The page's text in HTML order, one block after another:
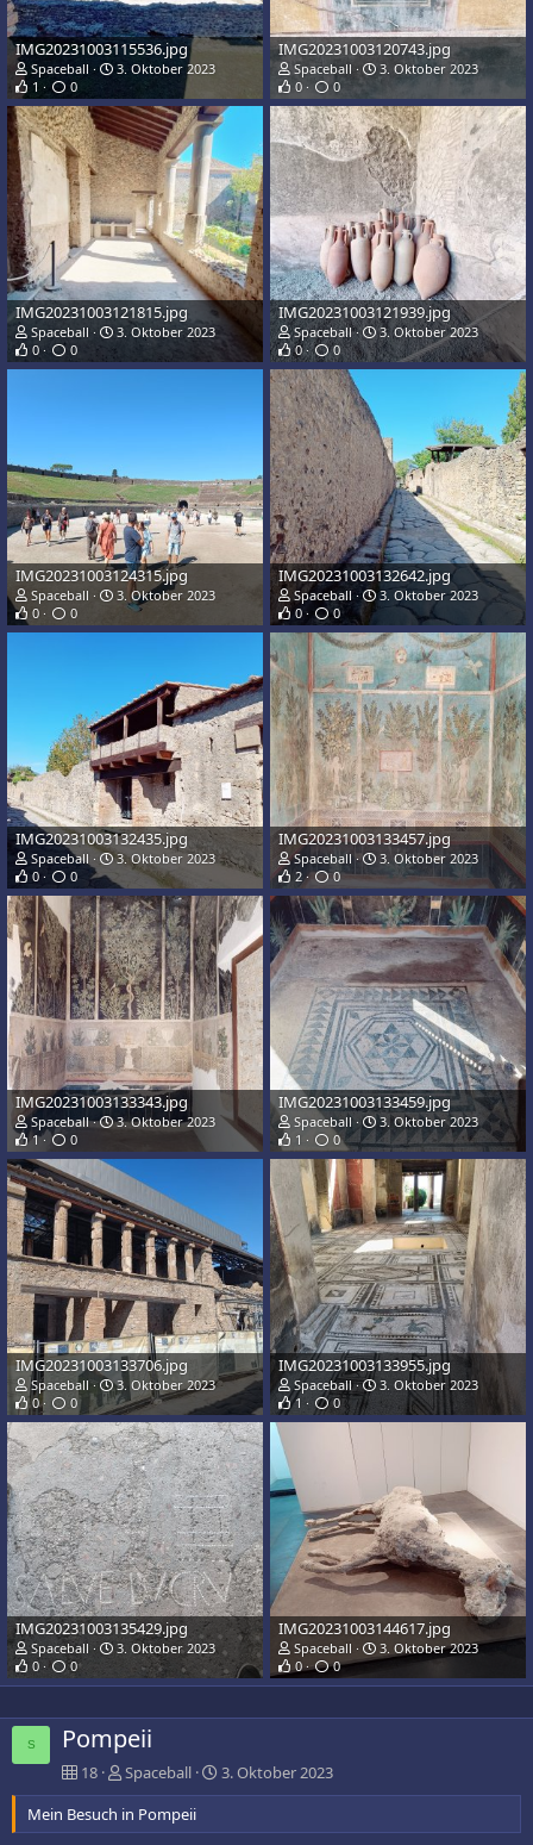
IMG20231003115536.jpg
Spaceball
3. Oktober 2023
1
0
IMG20231003120743.jpg
Spaceball
3. Oktober 2023
0
0
IMG20231003121815.jpg
Spaceball
3. Oktober 2023
0
0
IMG20231003121939.jpg
Spaceball
3. Oktober 2023
0
0
IMG20231003124315.jpg
Spaceball
3. Oktober 2023
0
0
IMG20231003132642.jpg
Spaceball
3. Oktober 2023
0
0
IMG20231003132435.jpg
Spaceball
3. Oktober 2023
0
0
IMG20231003133457.jpg
Spaceball
3. Oktober 2023
2
0
IMG20231003133343.jpg
Spaceball
3. Oktober 2023
1
0
IMG20231003133459.jpg
Spaceball
3. Oktober 2023
1
0
IMG20231003133706.jpg
Spaceball
3. Oktober 2023
0
0
IMG20231003133955.jpg
Spaceball
3. Oktober 2023
1
0
IMG20231003135429.jpg
Spaceball
3. Oktober 2023
0
0
IMG20231003144617.jpg
Spaceball
3. Oktober 2023
0
0
S Pompeii
18 Spaceball
3. Oktober 2023
Mein Besuch in Pompeii